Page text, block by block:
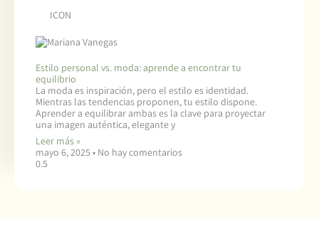
ICON
Estilo personal vs. moda: aprende a encontrar tu
equilibrio
La moda es inspiración, pero el estilo es identidad.
Mientras las tendencias proponen, tu estilo dispone.
Aprender a equilibrar ambas es la clave para proyectar
una imagen auténtica, elegante y
Leer más »
mayo 6, 2025
No hay comentarios